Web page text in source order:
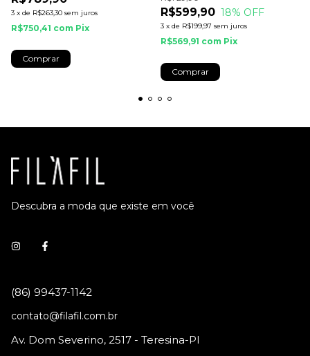
3 x de R$263,30 sem juros
R$750,41 com Pix
Comprar
R$599,90 18% OFF
3 x de R$199,97 sem juros
R$569,91 com Pix
Comprar
Descubra a moda que existe em você
contato@filafil.com.br